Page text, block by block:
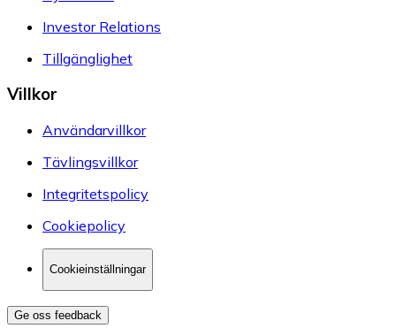
Investor Relations
Tillgänglighet
Villkor
Användarvillkor
Tävlingsvillkor
Integritetspolicy
Cookiepolicy
Cookieinställningar
Ge oss feedback